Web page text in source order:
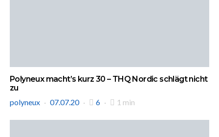
Polyneux macht’s kurz 30 – THQ Nordic schlägt nicht
zu
polyneux
07.07.20 6 1 min